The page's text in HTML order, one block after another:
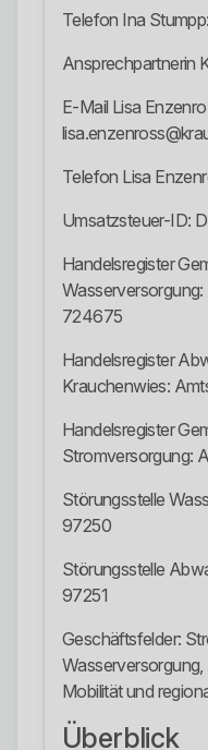
Telefon Ina
Ansprechpartnerin
E-Mail Lisa
Telefon Lisa
Umsatzsteuer-ID:
Handelsregister
724675
Handelsregister
Krauchenwies:
Handelsregister
Stromversorgung:
Störungsstelle
97250
Störungsstelle
97251
Geschäftsfelder:
Mobilität und
Überblick